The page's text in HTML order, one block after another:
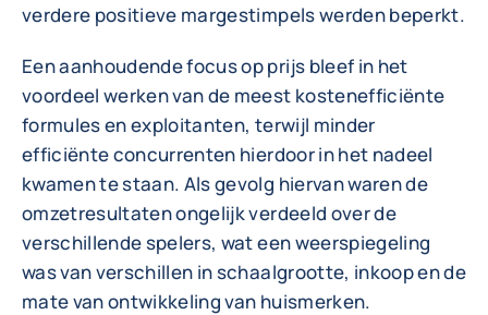
verdere positieve margestimpels werden beperkt.
Een aanhoudende focus op prijs bleef in het
voordeel werken van de meest kostenefficiënte
formules en exploitanten, terwijl minder
efficiënte concurrenten hierdoor in het nadeel
kwamen te staan. Als gevolg hiervan waren de
omzetresultaten ongelijk verdeeld over de
verschillende spelers, wat een weerspiegeling
was van verschillen in schaalgrootte, inkoop en de
mate van ontwikkeling van huismerken.